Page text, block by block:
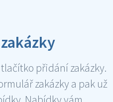
přidání zakázky.
zakázky a pak už